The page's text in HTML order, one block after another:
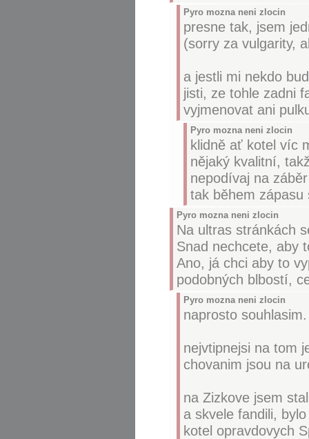
Pyro mozna neni zlocin
presne tak, jsem
(sorry za vulgarity,
a jestli mi nekdo
jisti, ze tohle zadni
vyjmenovat ani
Pyro mozna neni zlocin
klidně ať kotel víc
nějaký kvalitní,
nepodívaj na
tak během
Pyro mozna neni zlocin
Na ultras stránkách
Snad nechcete, aby
Ano, já chci aby to
podobných blbostí,
Pyro mozna neni zlocin
naprosto souhlasim.
nejvtipnejsi na tom
chovanim jsou na
na Zizkove jsem
a skvele fandili,
kotel opravdovych